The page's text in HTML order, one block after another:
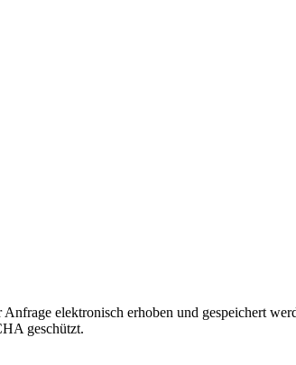
elektronisch erhoben und gespeichert
geschützt.